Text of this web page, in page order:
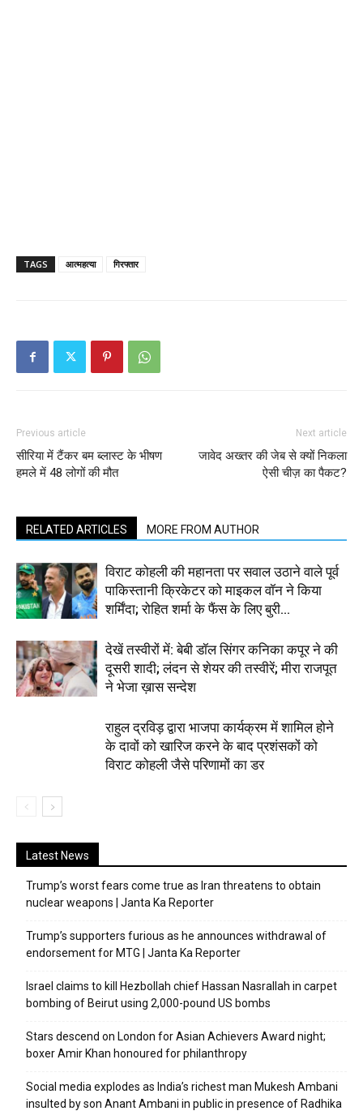
TAGS आत्महत्या गिरफ्तार
Previous article
सीरिया में टैंकर बम ब्लास्ट के भीषण
हमले में 48 लोगों की मौत
Next article
जावेद अख्तर की जेब से क्यों निकला
ऐसी चीज़ का पैकट?
RELATED ARTICLES MORE FROM AUTHOR
विराट कोहली की महानता पर सवाल उठाने वाले पूर्व
पाकिस्तानी क्रिकेटर को माइकल वॉन ने किया
शर्मिंदा; रोहित शर्मा के फैंस के लिए बुरी...
देखें तस्वीरों में: बेबी डॉल सिंगर कनिका कपूर ने की
दूसरी शादी; लंदन से शेयर की तस्वीरें; मीरा राजपूत
ने भेजा ख़ास सन्देश
राहुल द्रविड़ द्वारा भाजपा कार्यक्रम में शामिल होने
के दावों को खारिज करने के बाद प्रशंसकों को
विराट कोहली जैसे परिणामों का डर
Latest News
Trump’s worst fears come true as Iran threatens to obtain
nuclear weapons | Janta Ka Reporter
Trump’s supporters furious as he announces withdrawal of
endorsement for MTG | Janta Ka Reporter
Israel claims to kill Hezbollah chief Hassan Nasrallah in carpet
bombing of Beirut using 2,000-pound US bombs
Stars descend on London for Asian Achievers Award night;
boxer Amir Khan honoured for philanthropy
Social media explodes as India’s richest man Mukesh Ambani
insulted by son Anant Ambani in public in presence of Radhika